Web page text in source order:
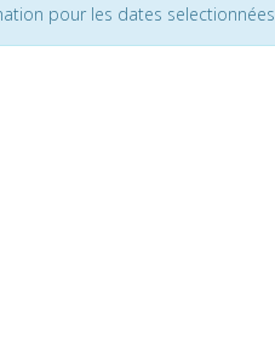
pour les dates selectionnées